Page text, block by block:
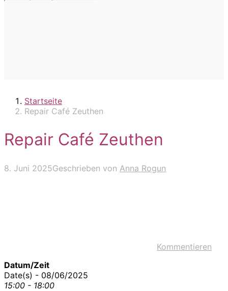
Startseite
Repair Café Zeuthen
Repair Café Zeuthen
8. Juni 2025Geschrieben von Anna Rogun
Kommentieren
Datum/Zeit
Date(s) - 08/06/2025
15:00 - 18:00